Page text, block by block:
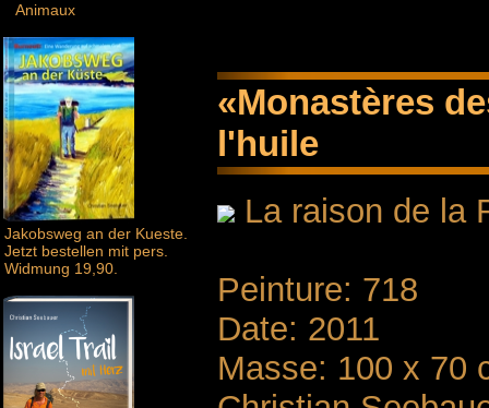
Animaux
Jakobsweg an der Kueste.
Jetzt bestellen mit pers.
Widmung 19,90.
«Monastères
l'huile
La raison de la
Peinture: 718
Date: 2011
Masse: 100 x 70